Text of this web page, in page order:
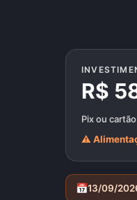
R$
Pix ou
⚠️
📅13/09/